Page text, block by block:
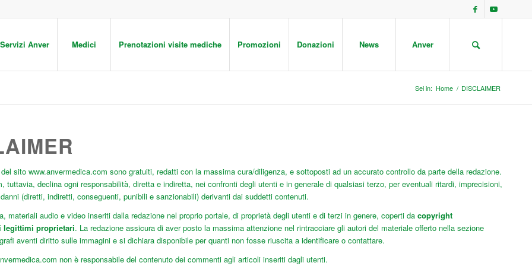
Servizi Anver Medici Prenotazioni visite mediche Promozioni Donazioni News Anver
Sei in: Home / DISCLAIMER
sito www.anvermedica.com sono gratuiti, redatti con la massima cura/diligenza, e sottoposti ad un accurato controllo da parte della redazione.
tuttavia, declina ogni responsabilità, diretta e indiretta, nei confronti degli utenti e in generale di qualsiasi terzo, per eventuali ritardi, imprecisioni,
(diretti, indiretti, conseguenti, punibili e sanzionabili) derivanti dai suddetti contenuti.
materiali audio e video inseriti dalla redazione nel proprio portale, di proprietà degli utenti e di terzi in genere, coperti da copyright
legittimi proprietari. La redazione assicura di aver posto la massima attenzione nel rintracciare gli autori del materiale offerto nella sezione
aventi diritto sulle immagini e si dichiara disponibile per quanti non fosse riuscita a identificare o contattare.
non è responsabile del contenuto dei commenti agli articoli inseriti dagli utenti.